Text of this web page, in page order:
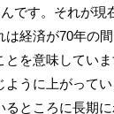
です。それが現
は経済が70年の
とを意味してい
ように上がって
るところに長期